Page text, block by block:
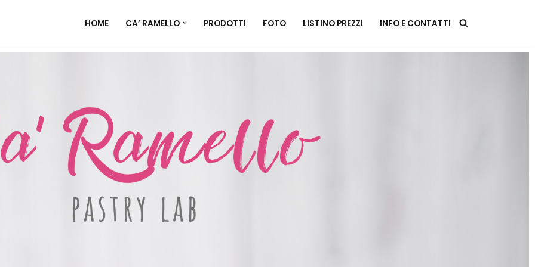
HOME CA’ RAMELLO PRODOTTI FOTO LISTINO PREZZI INFO E CONTATTI